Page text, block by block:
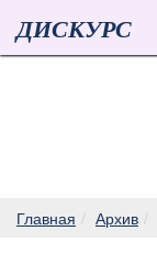
ДИСКУРС
Главная Архив